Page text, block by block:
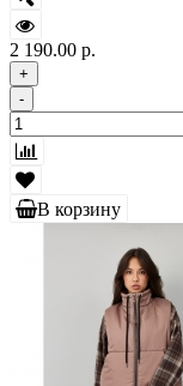
2 190.00 р.
+
-
В корзину